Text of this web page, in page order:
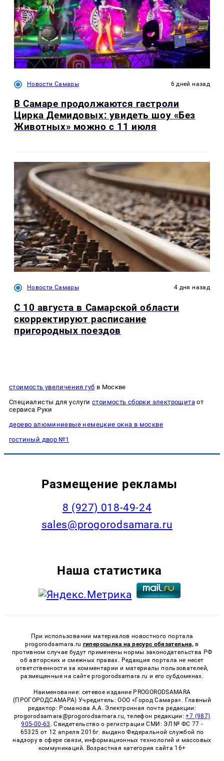
Новости Самары 6 дней назад
В Самаре продолжаются гастроли
Цирка Демидовых: увидеть шоу «Без
Животных» можно с 11 июля
Новости Самары 4 дня назад
С 10 августа в Самарской области
скорректируют расписание
пригородных поездов
стоимость увеличения губ в Москве
Специалисты для услуги стоимость сборки электрощитаот
сервиса Руки
дерево алюминиевые немецкие окна в москве
гостиный двор №1
Размещение рекламы
8 (927) 018-49-24
sales@progorodsamara.ru
Наша статистика
При использовании материалов новостного портала
progorodsamara.ru гиперссылка на ресурс обязательна, в
противном случае будут применены нормы законодательства РФ
об авторских и смежных правах. Редакция портала не несет
ответственности за комментарии и материалы пользователей,
размещенные на сайте progorodsamara.ru и его субдоменах.
Наименование: сетевое издание PROGORODSAMARA
(ПРОГОРОДСАМАРА) Учредитель: ООО «Город Самара». Главный
редактор: Романова А.А. Электронная почта редакции:
progorodsamara@progorodsamara.ru, телефон редакции:+7 (987)
905-00-63 . Свидетельство о регистрации СМИ: ЭЛ № ФС 77 -
65325 от 12 апреля 2016г. выдано Федеральной службой по
надзору в сфере связи, информационных технологий и массовых
коммуникаций. Возрастная категория сайта 16+